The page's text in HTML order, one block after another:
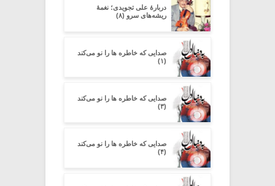
دربارۀ علی تجویدی؛ نغمۀ
ریشه‌های سرو (۸)
صدایی که خاطره ها را نو می‌کند
(۱)
صدایی که خاطره ها را نو می‌کند
(۳)
صدایی که خاطره ها را نو می‌کند
(۴)